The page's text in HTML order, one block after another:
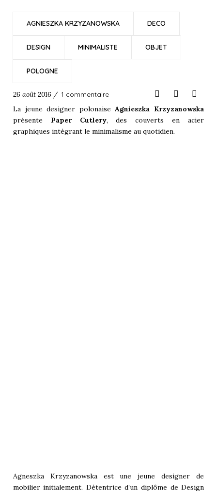
AGNIESZKA KRZYZANOWSKA DECO
DESIGN MINIMALISTE OBJET
POLOGNE
26 août 2016 / 1 commentaire
La jeune designer polonaise Agnieszka Krzyzanowska
présente Paper Cutlery, des couverts en acier
graphiques intégrant le minimalismeau quotidien.
Agneszka Krzyzanowska est une jeune designer de
mobilier initialement. Détentrice d’un diplôme de Design